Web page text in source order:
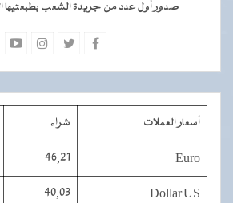
صدور أول عدد من جريدة الشعب بطبعتيها
أسعار العملات شراء
Euro
46,21
Dollar US
40,03